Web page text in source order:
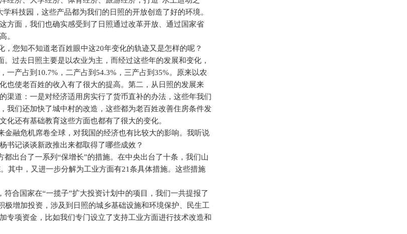
学科技园，这些产品都为我们的日照的开放创造了好的环境。
方面，我们也确实感受到了日照通过改革开放、通过国家省
。
，您知不知道老百姓眼中这20年变化的轨迹又是怎样的呢？
过去日照主要是以农业为主，而经过这些年的发展和变化，
一产占到 10.7% ，二产占到 54.3% ，三产占到 35%。原来以农
也使老百姓的收入有了很大的提高。第二，从日照的发展来
渠道：一是对经济适用房实行了货币直补的办法，这些年我们
我们还加快了城中村的改造，这些都为老百姓改善住房条件发
还有基础教育这些方面也都有了很大的变化。
融危机席卷全球，对我国的经济也有比较大的影响。我听说
书记谈谈新政推出来都取得了哪些成效？
出台了一系列“保增长”的措施。在中央出台了十条，我们山
其中，又进一步分解为工业方面有21条具体措施。这些措施
合国家在“一揽子”扩大投资计划中的项目，我们一共提报了
增加投资，涉及到日照的城乡基础设施和环境保护、民生工
专项资金，比如我们专门设立了支持工业方面进行技术改造和